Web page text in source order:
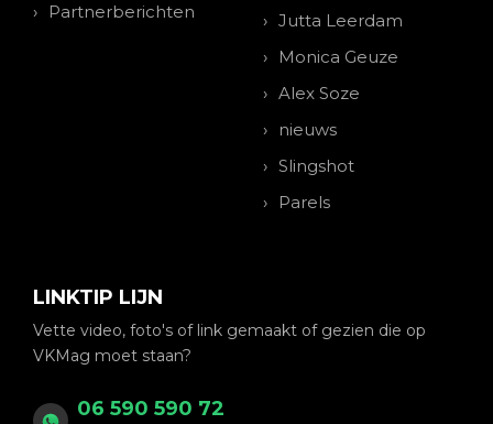
Partnerberichten
Jutta Leerdam
Monica Geuze
Alex Soze
nieuws
Slingshot
Parels
LINKTIP LIJN
Vette video, foto's of link gemaakt of gezien die op
VKMag moet staan?
06 590 590 72